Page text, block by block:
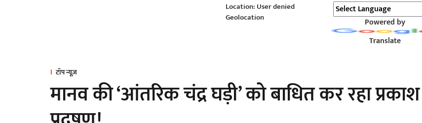
Location: User denied
Geolocation
Powered by
Translate
टॉप न्यूज़
मानव की ‘आंतरिक चंद्र घड़ी’ को बाधित कर रहा प्रकाश